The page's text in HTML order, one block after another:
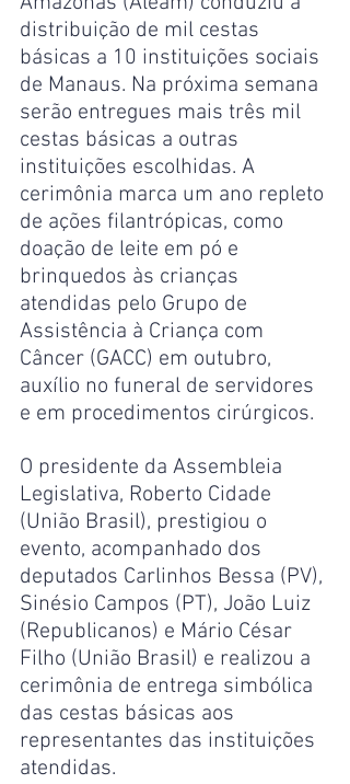
distribuição de mil cestas
básicas a 10 instituições sociais
de Manaus. Na próxima semana
serão entregues mais três mil
cestas básicas a outras
instituições escolhidas. A
cerimônia marca um ano repleto
de ações filantrópicas, como
doação de leite em pó e
brinquedos às crianças
atendidas pelo Grupo de
Assistência à Criança com
Câncer (GACC) em outubro,
auxílio no funeral de servidores
e em procedimentos cirúrgicos.
O presidente da Assembleia
Legislativa, Roberto Cidade
(União Brasil), prestigiou o
evento, acompanhado dos
deputados Carlinhos Bessa (PV),
Sinésio Campos (PT), João Luiz
(Republicanos) e Mário César
Filho (União Brasil) e realizou a
cerimônia de entrega simbólica
das cestas básicas aos
representantes das instituições
atendidas.